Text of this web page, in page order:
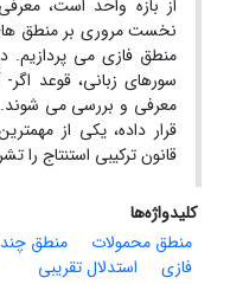
از بازه واحد است،
نخست مروری بر منطق
منطق فازی می پردازیم.
سورهای زبانی، قوعد
معرفی و بررسی می شوند.
قرار داده، یکی از
قانون ترکیبی استنتاج را
کلیدواژه‌ها
منطق محمولات
منطق
فازی
استدلال تقریبی